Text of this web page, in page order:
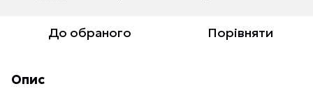
До обраного Порівняти
Опис